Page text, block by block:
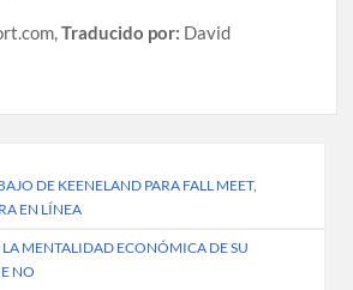
Traducido por: David
DE KEENELAND PARA FALL MEET,
EN LÍNEA
LA MENTALIDAD ECONÓMICA DE SU
NO